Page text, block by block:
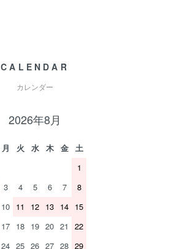
CALENDAR
カレンダー
2026年8月
月 火 水 木 金
土
1
3 4 5 6 7
8
10 11 12 13 14 15
17 18 19 20 21
22
24 25 26 27 28 29